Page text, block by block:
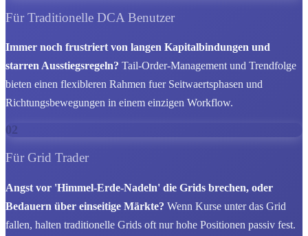
Für Traditionelle DCA Benutzer
Immer noch frustriert von langen Kapitalbindungen und
starren Ausstiegsregeln? Tail-Order-Management und Trendfolge
bieten einen flexibleren Rahmen fuer Seitwaertsphasen und
Richtungsbewegungen in einem einzigen Workflow.
02
Für Grid Trader
Angst vor 'Himmel-Erde-Nadeln' die Grids brechen, oder
Bedauern über einseitige Märkte? Wenn Kurse unter das Grid
fallen, halten traditionelle Grids oft nur hohe Positionen passiv fest.